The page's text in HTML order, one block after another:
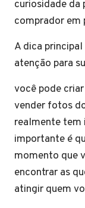
curiosidade da
comprador em
A dica
atenção para
você pode
vender fotos
realmente tem
importante é
momento que
encontrar as
atingir quem